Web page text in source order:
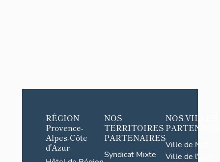
RÉGION
Provence-
Alpes-Côte
d'Azur
NOS
TERRITOIRES
PARTENAIRES
Syndicat Mixte
NOS VILLES
Ville de Nice
Ville de l'Isle-